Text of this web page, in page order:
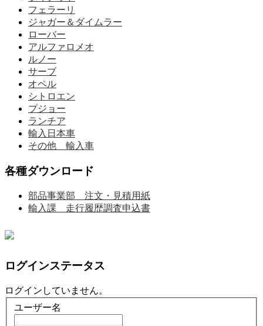
フェラーリ
ジャガー＆ダイムラー
ローバー
アルファロメオ
ルノー
サーブ
オペル
シトロエン
プジョー
ランチア
輸入日本車
その他 輸入車
各種ダウンロード
部品事業部 注文・見積用紙
輸入課 走行履歴調査申込書
ログインステータス
ログインしていません。
ユーザー名